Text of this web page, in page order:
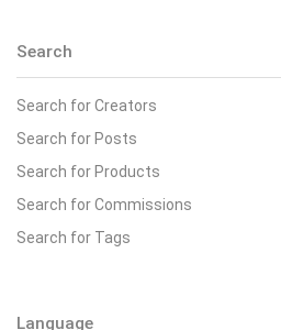
Search
Search for Creators
Search for Posts
Search for Products
Search for Commissions
Search for Tags
Language